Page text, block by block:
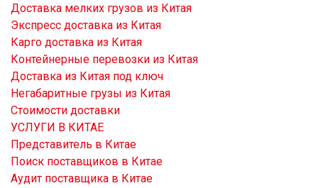
Доставка мелких грузов из Китая
Экспресс доставка из Китая
Карго доставка из Китая
Контейнерные перевозки из Китая
Доставка из Китая под ключ
Негабаритные грузы из Китая
Стоимости доставки
УСЛУГИ В КИТАЕ
Представитель в Китае
Поиск поставщиков в Китае
Аудит поставщика в Китае